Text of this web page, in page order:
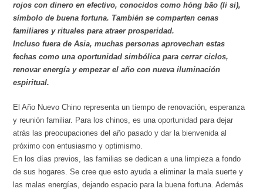
rojos con dinero en efectivo, conocidos como hóng bāo (li si),
símbolo de buena fortuna. También se comparten cenas
familiares y rituales para atraer prosperidad.
Incluso fuera de Asia, muchas personas aprovechan estas
fechas como una oportunidad simbólica para cerrar ciclos,
renovar energía y empezar el año con nueva iluminación
espiritual.
El Año Nuevo Chino representa un tiempo de renovación, esperanza
y reunión familiar. Para los chinos, es una oportunidad para dejar
atrás las preocupaciones del año pasado y dar la bienvenida al
próximo con entusiasmo y optimismo.
En los días previos, las familias se dedican a una limpieza a fondo
de sus hogares. Se cree que esto ayuda a eliminar la mala suerte y
las malas energías, dejando espacio para la buena fortuna. Además